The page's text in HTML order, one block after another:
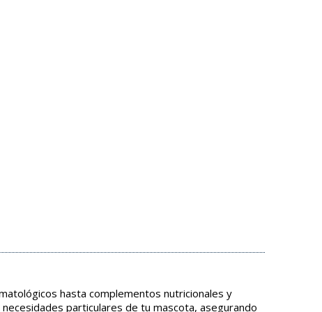
hasta complementos nutricionales y
particulares de tu mascota, asegurando